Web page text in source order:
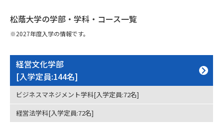
専門学校の資料請求
留学・進学関連、塾・予備校
大学入学共通テスト「受験上の
配慮案内」の請求
高等学校卒業程度認定試験
幼稚園教員資格認定試験
松蔭大学の学部・学科・コース一覧
※2027年度入学の情報です。
経営文化学部
[入学定員:144名]
ビジネスマネジメント学科[入学定員:72名]
経営法学科[入学定員:72名]